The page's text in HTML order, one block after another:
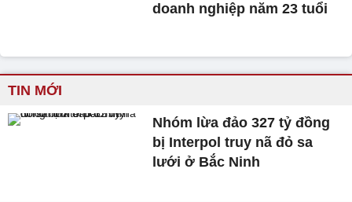
doanh nghiệp năm 23 tuổi
TIN MỚI
Nhóm lừa đảo 327 tỷ đồng
bị Interpol truy nã đỏ sa
lưới ở Bắc Ninh